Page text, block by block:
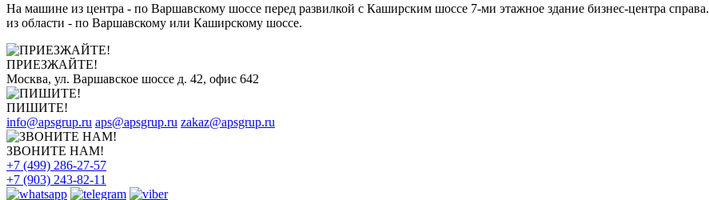
На машине из центра - по Варшавскому шоссе перед развилкой с Каширским шоссе 7-ми этажное здание бизнес-центра справа.
из области - по Варшавскому или Каширскому шоссе.
ПРИЕЗЖАЙТЕ!
Москва, ул. Варшавское шоссе д. 42, офис 642
ПИШИТЕ!
info@apsgrup.ru aps@apsgrup.ru zakaz@apsgrup.ru
ЗВОНИТЕ НАМ!
+7 (499) 286-27-57
+7 (903) 243-82-11